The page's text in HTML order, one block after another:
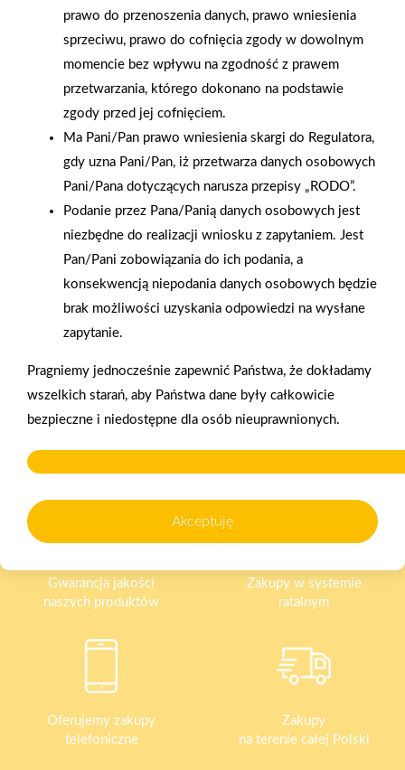
firmowa eSkarbonka na
rzecz gastroenterologii
rok strategicznym
otwarciem po
2025-12-31
Otwarcie sklepu PSB
Gwarancja jakości
naszych produktów
Zakupy w systemie
ratalnym
Oferujemy zakupy
telefoniczne
Zakupy
na terenie całej Polski
prawo do przenoszenia danych, prawo wniesienia
sprzeciwu, prawo do cofnięcia zgody w dowolnym
momencie bez wpływu na zgodność z prawem
przetwarzania, którego dokonano na podstawie
zgody przed jej cofnięciem.
Ma Pani/Pan prawo wniesienia skargi do Regulatora,
gdy uzna Pani/Pan, iż przetwarza danych osobowych
Pani/Pana dotyczących narusza przepisy „RODO”.
Podanie przez Pana/Panią danych osobowych jest
niezbędne do realizacji wniosku z zapytaniem. Jest
Pan/Pani zobowiązania do ich podania, a
konsekwencją niepodania danych osobowych będzie
brak możliwości uzyskania odpowiedzi na wysłane
zapytanie.
Pragniemy jednocześnie zapewnić Państwa, że dokładamy
wszelkich starań, aby Państwa dane były całkowicie
bezpieczne i niedostępne dla osób nieuprawnionych.
Akceptuję